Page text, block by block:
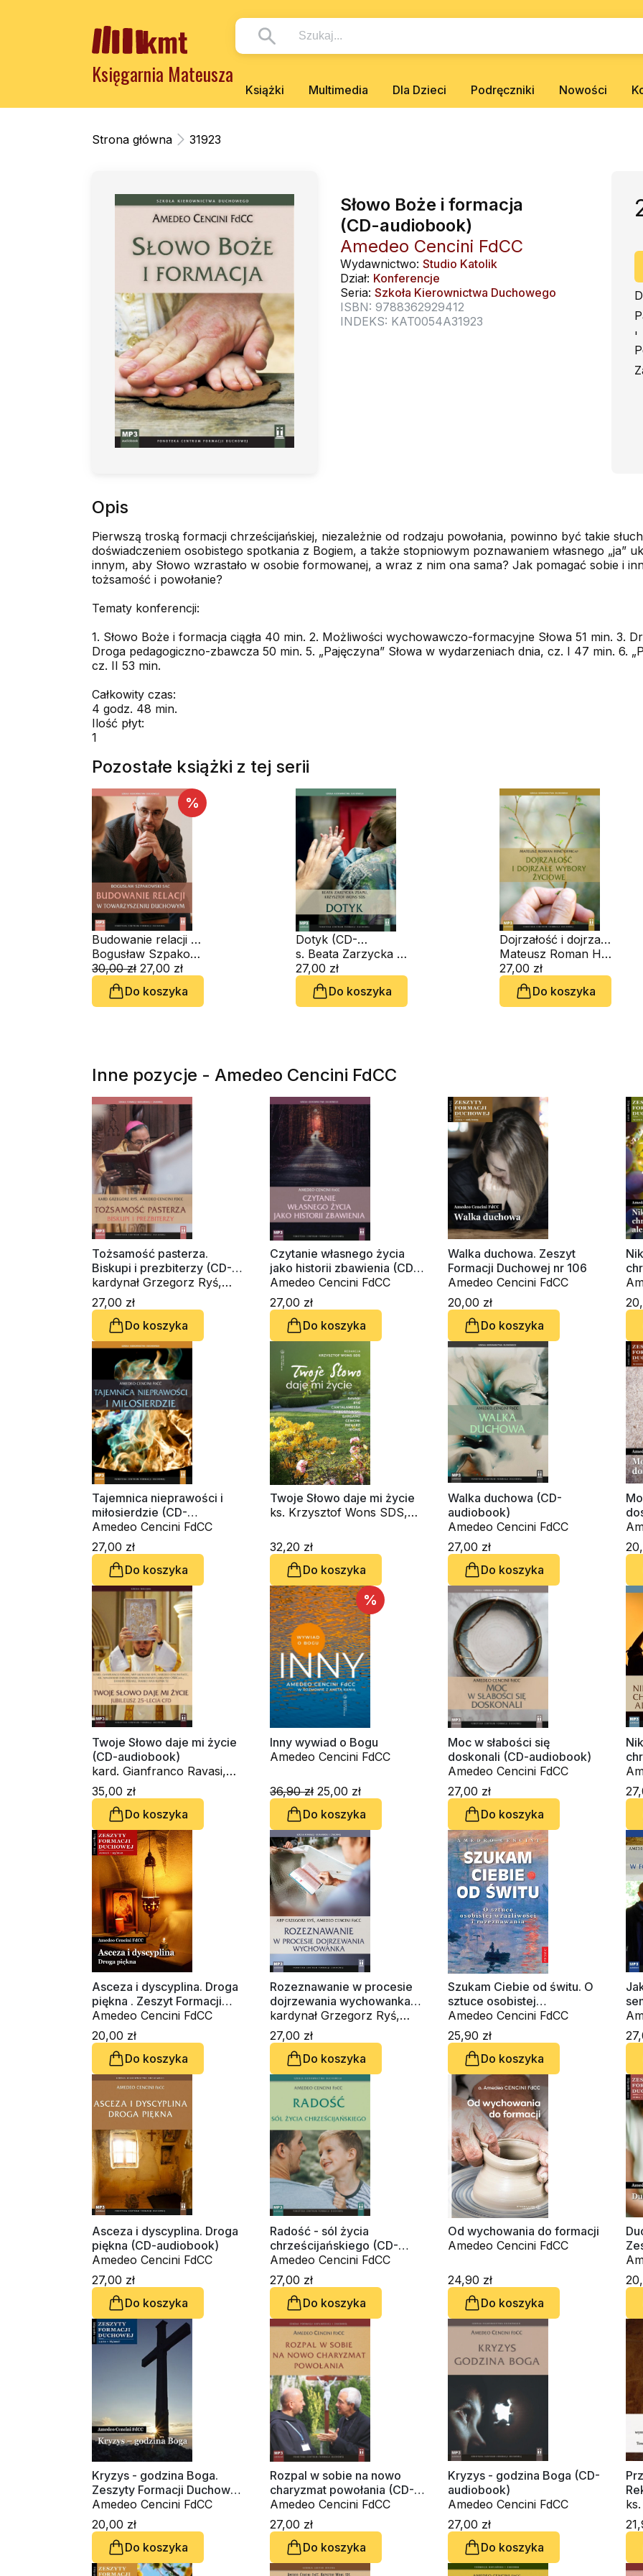
Księgarnia Mateusza
Książki Multimedia Dla Dzieci Podręczniki Nowości
Strona główna 31923
Słowo Boże i formacja
(CD-audiobook)
Amedeo Cencini FdCC
Wydawnictwo: Studio Katolik
Dział: Konferencje
Seria: Szkoła Kierownictwa Duchowego
ISBN: 9788362929412
INDEKS: KAT0054A31923
'
Opis
Pierwszą troską formacji chrześcijańskiej, niezależnie od rodzaju powołania, powinno być takie
doświadczeniem osobistego spotkania z Bogiem, a także stopniowym poznawaniem własnego „ja”
innym, aby Słowo wzrastało w osobie formowanej, a wraz z nim ona sama? Jak pomagać sobie i
tożsamość i powołanie?
Tematy konferencji:
1. Słowo Boże i formacja ciągła 40 min. 2. Możliwości wychowawczo-formacyjne Słowa 51 min. 3.
Droga pedagogiczno-zbawcza 50 min. 5. „Pajęczyna” Słowa w wydarzeniach dnia, cz. I 47 min. 6.
cz. II 53 min.
Całkowity czas:
4 godz. 48 min.
Ilość płyt:
1
Pozostałe książki z tej serii
%
Budowanie relacji w
towarzyszeniu
duchowym (CD-
audiobook)
Bogusław Szpakowski SAC
30,00 zł 27,00 zł
Do koszyka
Dotyk (CD-
audiobook)
s. Beata Zarzycka ZSAPU, ks. Krzysztof Wons SDS
27,00 zł
Do koszyka
Dojrzałość i dojrzałe
wybory życiowe
(CD-audiobook)
Mateusz Roman Hinc OFMCap.
27,00 zł
Do koszyka
Inne pozycje - Amedeo Cencini FdCC
Tożsamość pasterza.
Biskupi i prezbiterzy (CD-
audiobook)
kardynał Grzegorz Ryś,
Amedeo Cencini FdCC
27,00 zł
Do koszyka
Czytanie własnego życia
jako historii zbawienia (CD-
audiobook)
Amedeo Cencini FdCC
27,00 zł
Do koszyka
Walka duchowa. Zeszyt
Formacji Duchowej nr 106
Amedeo Cencini FdCC
20,00 zł
Do koszyka
Tajemnica nieprawości i
miłosierdzie (CD-
audiobook)
Amedeo Cencini FdCC
27,00 zł
Do koszyka
Twoje Słowo daje mi życie
ks. Krzysztof Wons SDS,
kardynał Grzegorz Ryś, o.
Raniero Cantalamessa OFM
Cap., ks. Waldemar
Chrostowski, Innocenzo
Gargano OSBCam., Amedeo
Cencini FdCC, Danuta
Piekarz
32,20 zł
Do koszyka
Walka duchowa (CD-
audiobook)
Amedeo Cencini FdCC
27,00 zł
Do koszyka
Twoje Słowo daje mi życie
(CD-audiobook)
kard. Gianfranco Ravasi,
kardynał Grzegorz Ryś,
Amedeo Cencini FdCC, ks.
Waldemar Chrostowski,
Innocenzo Gargano
OSBCam., Danuta Piekarz,
Marko Ivan Rupnik SJ
35,00 zł
Do koszyka
%
Inny wywiad o Bogu
Amedeo Cencini FdCC
36,90 zł 25,00 zł
Do koszyka
Moc w słabości się
doskonali (CD-audiobook)
Amedeo Cencini FdCC
27,00 zł
Do koszyka
Asceza i dyscyplina. Droga
piękna . Zeszyt Formacji
Duchowej nr 93
Amedeo Cencini FdCC
20,00 zł
Do koszyka
Rozeznawanie w procesie
dojrzewania wychowanka
(CD-audiobook)
kardynał Grzegorz Ryś,
Amedeo Cencini FdCC
27,00 zł
Do koszyka
Szukam Ciebie od świtu. O
sztuce osobistej
wrażliwości i rozeznawania
Amedeo Cencini FdCC
25,90 zł
Do koszyka
Asceza i dyscyplina. Droga
piękna (CD-audiobook)
Amedeo Cencini FdCC
27,00 zł
Do koszyka
Radość - sól życia
chrześcijańskiego (CD-
audiobook)
Amedeo Cencini FdCC
27,00 zł
Do koszyka
Od wychowania do formacji
Amedeo Cencini FdCC
24,90 zł
Do koszyka
nr
Kryzys - godzina Boga.
Zeszyty Formacji Duchowej
nr 76
Amedeo Cencini FdCC
20,00 zł
Do koszyka
Rozpal w sobie na nowo
charyzmat powołania (CD-
audiobook)
Amedeo Cencini FdCC
27,00 zł
Do koszyka
Kryzys - godzina Boga (CD-
audiobook)
Amedeo Cencini FdCC
27,00 zł
Do koszyka